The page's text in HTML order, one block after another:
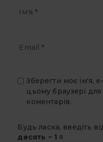
Ім'я *
Email *
Зберегти моє ім'я,
цьому браузері
коментарів.
Будь ласка, введіть
десять − 1 =